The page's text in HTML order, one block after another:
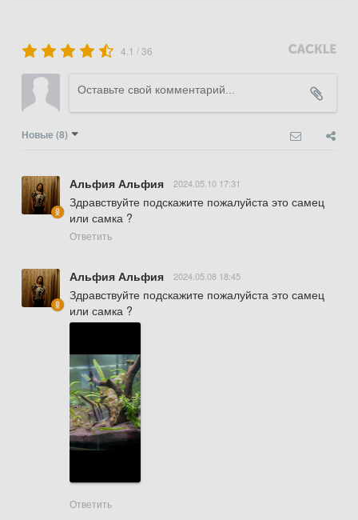
4.1 /36
Новые (8)
Альфия Альфия 2024.05.10 17:31
Здравствуйте подскажите пожалуйста это самец
или самка ?
Ответить
Альфия Альфия 2024.05.08 18:45
Здравствуйте подскажите пожалуйста это самец
или самка ?
Ответить